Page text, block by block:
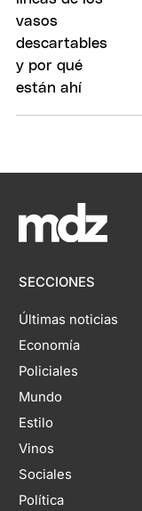
SECCIONES
Últimas noticias
Economía
Policiales
Mundo
Estilo
Vinos
Sociales
Política